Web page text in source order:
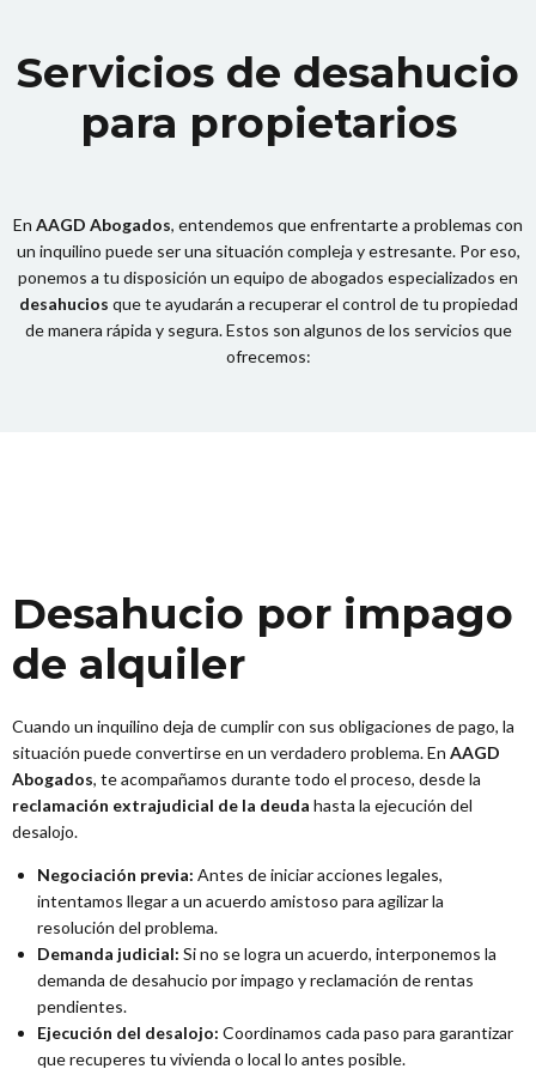
Servicios de desahucio
para propietarios
En AAGD Abogados, entendemos que enfrentarte a problemas con
un inquilino puede ser una situación compleja y estresante. Por eso,
ponemos a tu disposición un equipo de abogados especializados en
desahucios que te ayudarán a recuperar el control de tu propiedad
de manera rápida y segura. Estos son algunos de los servicios que
ofrecemos:
Desahucio por impago
de alquiler
Cuando un inquilino deja de cumplir con sus obligaciones de pago, la
situación puede convertirse en un verdadero problema. En AAGD
Abogados, te acompañamos durante todo el proceso, desde la
reclamación extrajudicial de la deuda hasta la ejecución del
desalojo.
Negociación previa: Antes de iniciar acciones legales,
intentamos llegar a un acuerdo amistoso para agilizar la
resolución del problema.
Demanda judicial: Si no se logra un acuerdo, interponemos la
demanda de desahucio por impago y reclamación de rentas
pendientes.
Ejecución del desalojo: Coordinamos cada paso para garantizar
que recuperes tu vivienda o local lo antes posible.